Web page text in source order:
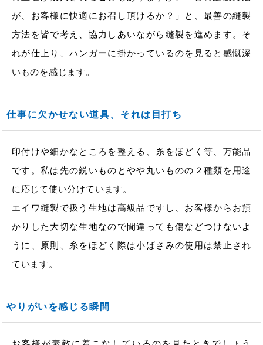
が、お客様に快適にお召し頂けるか？」と、最善の縫製
方法を皆で考え、協力しあいながら縫製を進めます。そ
れが仕上り、ハンガーに掛かっているのを見ると感慨深
いものを感じます。
仕事に欠かせない道具、それは目打ち
印付けや細かなところを整える、糸をほどく等、万能品
です。私は先の鋭いものとやや丸いものの２種類を用途
に応じて使い分けています。
エイワ縫製で扱う生地は高級品ですし、お客様からお預
かりした大切な生地なので間違っても傷などつけないよ
うに、原則、糸をほどく際は小ばさみの使用は禁止され
ています。
やりがいを感じる瞬間